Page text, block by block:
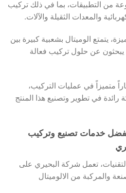
من التطبيقات، بما في ذلك تركيب
والمعدات الثقيلة والآلات.
يتمتع الوميتال بشعبية كبيرة بين
يبحثون عن حلول تركيب فعالة
متميزاً في عمليات التركيب،
في تطوير وتصنيع هذا المنتج
خدمات تصنيع وتركيب
تعمل شركة البحيري على
والمركبة من الالوميتال